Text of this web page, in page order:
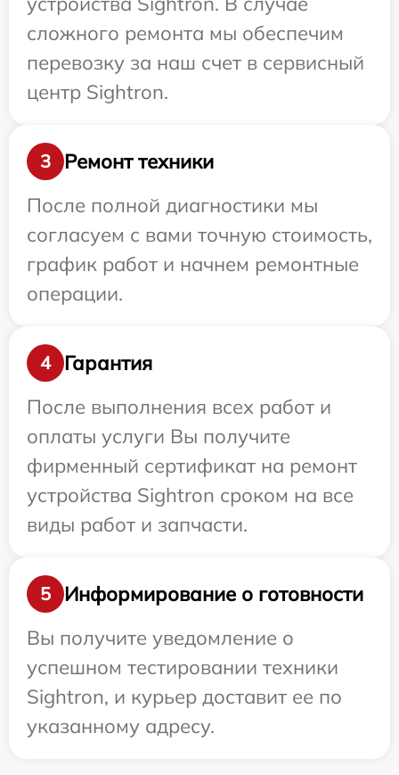
сложного ремонта мы обеспечим
перевозку за наш счет в сервисный
центр Sightron.
3
Ремонт техники
После полной диагностики мы
согласуем с вами точную стоимость,
график работ и начнем ремонтные
операции.
4
Гарантия
После выполнения всех работ и
оплаты услуги Вы получите
фирменный сертификат на ремонт
устройства Sightron сроком на все
виды работ и запчасти.
5
Информирование о готовности
Вы получите уведомление о
успешном тестировании техники
Sightron, и курьер доставит ее по
указанному адресу.